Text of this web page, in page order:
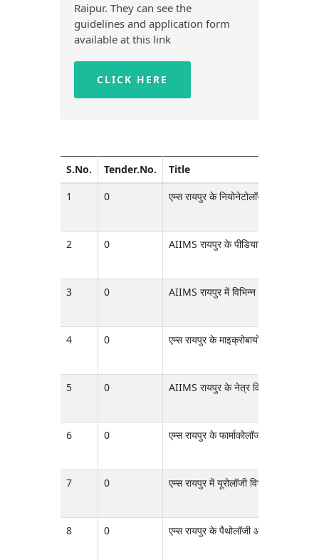
Raipur. They can see the
guidelines and application form
available at this link
CLICK HERE
S.No. Tender.No.
Title
1
0 एम्स रायपुर के नियोनेटोलॉजी विभाग के
2 0 AIIMS रायपुर के पीडियाट्रिक सर्जरी
3 0 AIIMS रायपुर में विभिन्न विभागों के
4 0 एम्स रायपुर के माइक्रोबायोलॉजी
5 0 AIIMS रायपुर के नेत्र विज्ञान विभाग
6 0 एम्स रायपुर के फार्माकोलॉजी विभाग के
7 0 एम्स रायपुर में यूरोलॉजी विभाग के लिए
8 0 एम्स रायपुर के पैथोलॉजी और लैब मेडिसिन